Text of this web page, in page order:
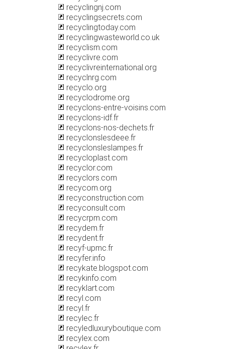
recyclingnj.com
recyclingsecrets.com
recyclingtoday.com
recyclingwasteworld.co.uk
recyclism.com
recyclivre.com
recyclivreinternational.org
recyclnrg.com
recyclo.org
recyclodrome.org
recyclons-entre-voisins.com
recyclons-idf.fr
recyclons-nos-dechets.fr
recyclonslesdeee.fr
recyclonsleslampes.fr
recycloplast.com
recyclor.com
recyclors.com
recycom.org
recyconstruction.com
recyconsult.com
recycrpm.com
recydem.fr
recydent.fr
recyf-upmc.fr
recyfer.info
recykate.blogspot.com
recykinfo.com
recyklart.com
recyl.com
recyl.fr
recylec.fr
recyledluxuryboutique.com
recylex.com